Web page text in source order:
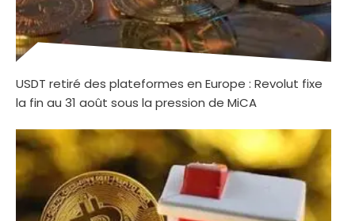
USDT retiré des plateformes en Europe : Revolut fixe
la fin au 31 août sous la pression de MiCA